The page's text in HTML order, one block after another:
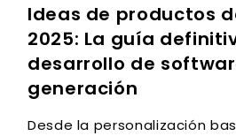
Ideas de productos
2025: La guía
desarrollo de
generación
Desde la personalización